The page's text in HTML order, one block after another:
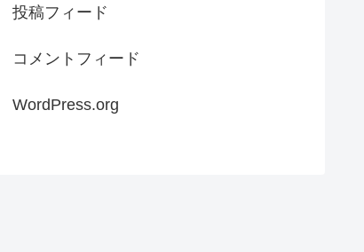
投稿フィード
コメントフィード
WordPress.org